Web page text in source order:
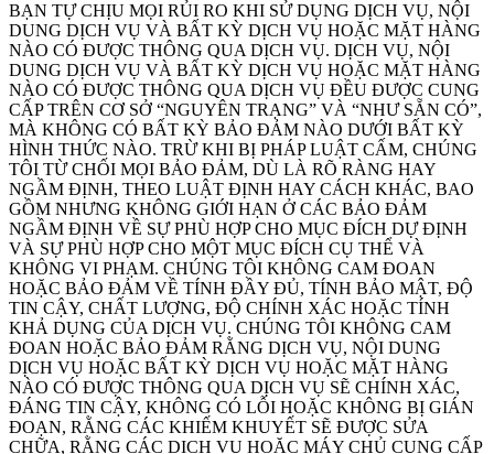
BẠN TỰ CHỊU MỌI RỦI RO KHI SỬ DỤNG DỊCH VỤ, NỘI
DUNG DỊCH VỤ VÀ BẤT KỲ DỊCH VỤ HOẶC MẶT HÀNG
NÀO CÓ ĐƯỢC THÔNG QUA DỊCH VỤ. DỊCH VỤ, NỘI
DUNG DỊCH VỤ VÀ BẤT KỲ DỊCH VỤ HOẶC MẶT HÀNG
NÀO CÓ ĐƯỢC THÔNG QUA DỊCH VỤ ĐỀU ĐƯỢC CUNG
CẤP TRÊN CƠ SỞ “NGUYÊN TRẠNG” VÀ “NHƯ SẴN CÓ”,
MÀ KHÔNG CÓ BẤT KỲ BẢO ĐẢM NÀO DƯỚI BẤT KỲ
HÌNH THỨC NÀO. TRỪ KHI BỊ PHÁP LUẬT CẤM, CHÚNG
TÔI TỪ CHỐI MỌI BẢO ĐẢM, DÙ LÀ RÕ RÀNG HAY
NGẦM ĐỊNH, THEO LUẬT ĐỊNH HAY CÁCH KHÁC, BAO
GỒM NHƯNG KHÔNG GIỚI HẠN Ở CÁC BẢO ĐẢM
NGẦM ĐỊNH VỀ SỰ PHÙ HỢP CHO MỤC ĐÍCH DỰ ĐỊNH
VÀ SỰ PHÙ HỢP CHO MỘT MỤC ĐÍCH CỤ THỂ VÀ
KHÔNG VI PHẠM. CHÚNG TÔI KHÔNG CAM ĐOAN
HOẶC BẢO ĐẢM VỀ TÍNH ĐẦY ĐỦ, TÍNH BẢO MẬT, ĐỘ
TIN CẬY, CHẤT LƯỢNG, ĐỘ CHÍNH XÁC HOẶC TÍNH
KHẢ DỤNG CỦA DỊCH VỤ. CHÚNG TÔI KHÔNG CAM
ĐOAN HOẶC BẢO ĐẢM RẰNG DỊCH VỤ, NỘI DUNG
DỊCH VỤ HOẶC BẤT KỲ DỊCH VỤ HOẶC MẶT HÀNG
NÀO CÓ ĐƯỢC THÔNG QUA DỊCH VỤ SẼ CHÍNH XÁC,
ĐÁNG TIN CẬY, KHÔNG CÓ LỖI HOẶC KHÔNG BỊ GIÁN
ĐOẠN, RẰNG CÁC KHIẾM KHUYẾT SẼ ĐƯỢC SỬA
CHỮA, RẰNG CÁC DỊCH VỤ HOẶC MÁY CHỦ CUNG CẤP